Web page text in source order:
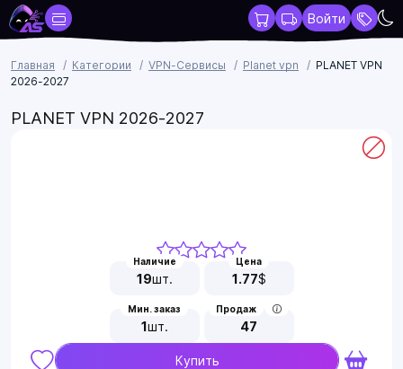
Войти
Главная Категории VPN-Сервисы Planet vpn
PLANET VPN
2026-2027
PLANET VPN 2026-2027
Наличие
19шт.
Цена
1.77$
Мин. заказ
1шт.
Продаж
47
Купить